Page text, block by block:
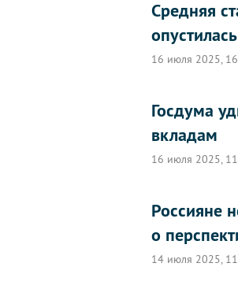
Средняя
16 июля 2025,
Госдума
вкладам
16 июля 2025,
Россияне
о
14 июля 2025,